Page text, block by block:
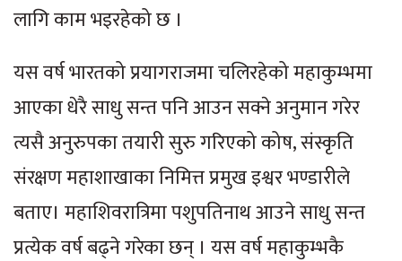
लागि काम भइरहेको छ ।
यस वर्ष भारतको प्रयागराजमा चलिरहेको महाकुम्भमा
आएका धेरै साधु सन्त पनि आउन सक्ने अनुमान गरेर
त्यसै अनुरुपका तयारी सुरु गरिएको कोष, संस्कृति
संरक्षण महाशाखाका निमित्त प्रमुख इश्वर भण्डारीले
बताए। महाशिवरात्रिमा पशुपतिनाथ आउने साधु सन्त
प्रत्येक वर्ष बढ्ने गरेका छन् । यस वर्ष महाकुम्भकै